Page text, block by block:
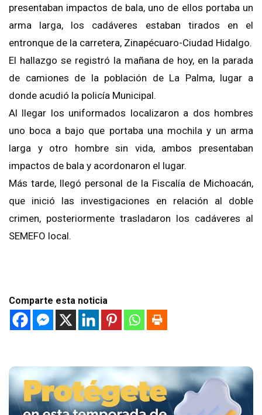
presentaban impactos de bala, uno de ellos portaba un
arma larga, los cadáveres estaban tirados en el
entronque de la carretera, Zinapécuaro-Ciudad Hidalgo.
El hallazgo se registró la mañana de hoy, en la parada
de camiones de la población de La Palma, lugar a
donde acudió la policía Municipal.
Al llegar los uniformados localizaron a dos hombres
uno boca a bajo que portaba una mochila y un arma
larga y otro hombre sin vida, ambos presentaban
impactos de bala y acordonaron el lugar.
Más tarde, llegó personal de la Fiscalía de Michoacán,
que inició las investigaciones en relación al doble
crimen, posteriormente trasladaron los cadáveres al
SEMEFO local.
Comparte esta noticia